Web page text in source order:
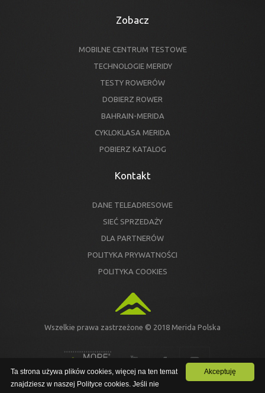
Zobacz
MOBILNE CENTRUM TESTOWE
TECHNOLOGIE MERIDY
TESTY ROWERÓW
DOBIERZ ROWER
BAHRAIN-MERIDA
CYKLOKLASA MERIDA
POBIERZ KATALOG
Kontakt
DANE TELEADRESOWE
SIEĆ SPRZEDAŻY
DLA PARTNERÓW
POLITYKA PRYWATNOŚCI
POLITYKA COOKIES
Wszelkie prawa zastrzeżone © 2018 Merida Polska
Ta strona używa plików cookies, więcej na ten temat znajdziesz w
Akceptuję
Ta strona używa plików cookies, więcej na ten temat
znajdziesz w naszej Polityce cookies. Jeśli nie